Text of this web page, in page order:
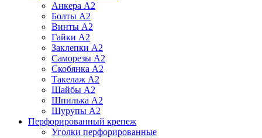
Анкера А2
Болты А2
Винты А2
Гайки А2
Заклепки А2
Саморезы А2
Скобянка А2
Такелаж А2
Шайбы А2
Шпилька А2
Шурупы А2
Перфорированный крепеж
Уголки перфорированные